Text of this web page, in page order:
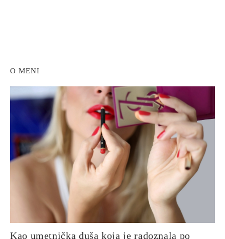
O MENI
Kao umetnička duša koja je radoznala po